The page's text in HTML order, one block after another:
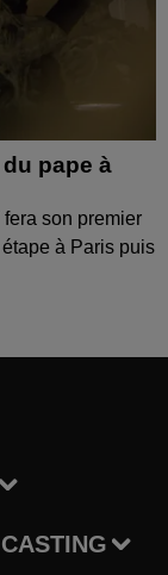
pape à
son premier
à Paris puis
CASTING